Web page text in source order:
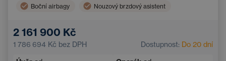
Boční airbagy Nouzový brzdový asistent
Vzdálené asistenční služby
2 161 900 Kč
1 786 694 Kč bez DPH Dostupnost: Do 20 dní